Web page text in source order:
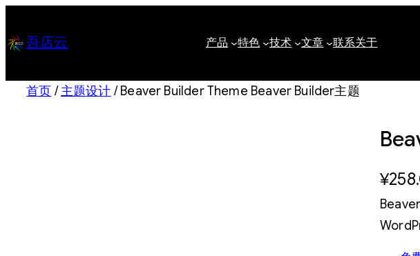
至
容
吾店云 产品 特色 技术 文章 联系关于
首页 /主题设计 / Beaver Builder Theme Beaver Builder主题
¥